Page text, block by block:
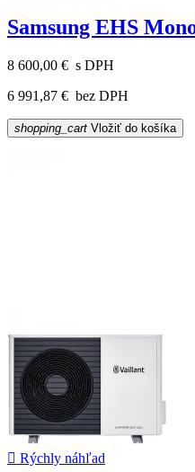
Samsung EHS
8 600,00 € s DPH
6 991,87 € bez DPH
shopping_cart Vložiť do košíka
 Rýchly náhľad